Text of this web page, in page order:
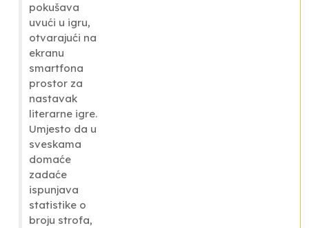
pokušava
uvući u igru,
otvarajući na
ekranu
smartfona
prostor za
nastavak
literarne igre.
Umjesto da u
sveskama
domaće
zadaće
ispunjava
statistike o
broju strofa,